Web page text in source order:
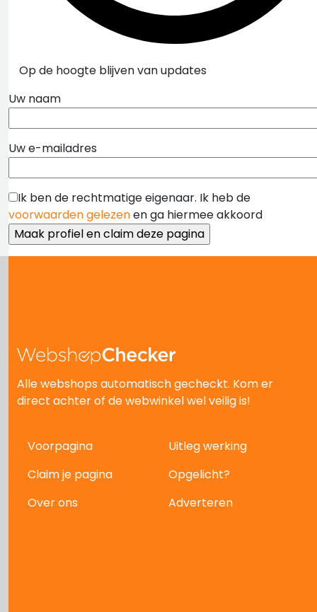
Op de hoogte blijven van updates
Uw naam
Uw e-mailadres
Ik ben de rechtmatige eigenaar. Ik heb de
voorwaarden gelezenen ga hiermee akkoord
Alle webshops automatisch gecheckt. Kom er
direct achter of de webwinkel wel veilig is!
Voorpagina
Uitleg werking
Claim je pagina
Opgelicht?
Over ons
Adverteren